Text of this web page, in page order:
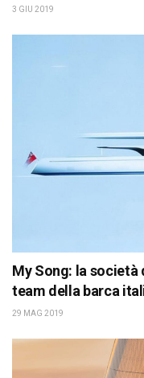
3 GIU 2019
My Song: la
team della barca
29 MAG 2019